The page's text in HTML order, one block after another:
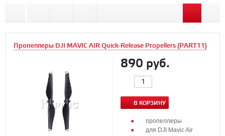
Пропеллеры DJI MAVIC AIR Quick-Release Propellers (PART11)
890 руб.
В КОРЗИНУ
пропеллеры
для DJI Mavic Air